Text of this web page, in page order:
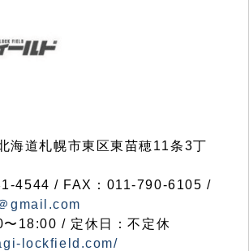
道札幌市東区東苗穂11条3丁
4544 / FAX：011-790-6105 /
gmail.com
18:00 / 定休日：不定休
lockfield.com/